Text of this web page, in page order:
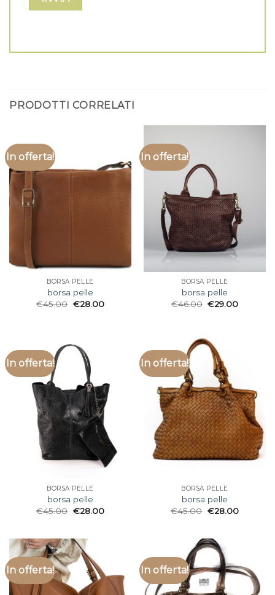
PRODOTTI CORRELATI
In offerta!
BORSA PELLE
borsa pelle
€45.00 €28.00
In offerta!
BORSA PELLE
borsa pelle
€46.00 €29.00
In offerta!
BORSA PELLE
borsa pelle
€45.00 €28.00
In offerta!
BORSA PELLE
borsa pelle
€45.00 €28.00
In offerta! In offerta!